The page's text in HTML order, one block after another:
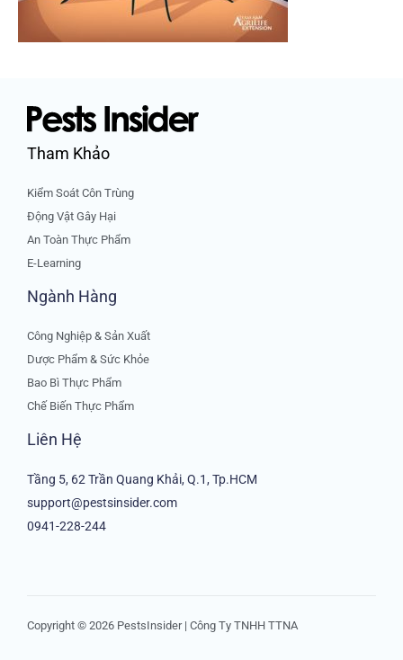
Tham Khảo
Kiểm Soát Côn Trùng
Động Vật Gây Hại
An Toàn Thực Phẩm
E-Learning
Ngành Hàng
Công Nghiệp & Sản Xuất
Dược Phẩm & Sức Khỏe
Bao Bì Thực Phẩm
Chế Biến Thực Phẩm
Liên Hệ
Tầng 5, 62 Trần Quang Khải, Q.1, Tp.HCM
support@pestsinsider.com
0941-228-244
Copyright © 2026 PestsInsider | Công Ty TNHH TTNA